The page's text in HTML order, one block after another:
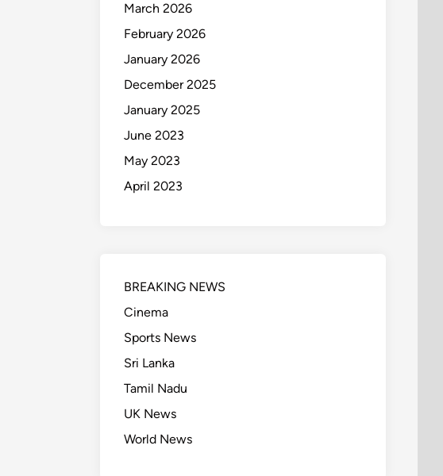
March 2026
February 2026
January 2026
December 2025
January 2025
June 2023
May 2023
April 2023
BREAKING NEWS
Cinema
Sports News
Sri Lanka
Tamil Nadu
UK News
World News